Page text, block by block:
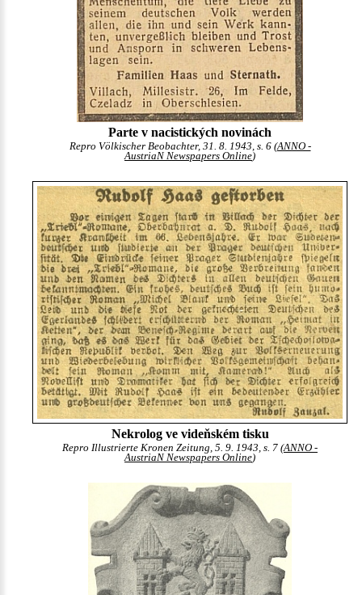
Parte v nacistických novinách
Repro Völkischer Beobachter, 31. 8. 1943, s. 6 (ANNO -
AustriaN Newspapers Online)
Nekrolog ve videňském tisku
Repro Illustrierte Kronen Zeitung, 5. 9. 1943, s. 7 (ANNO -
AustriaN Newspapers Online)